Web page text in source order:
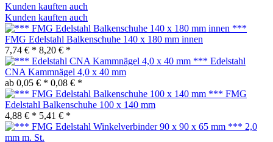
Kunden kauften auch
Kunden kauften auch
***
FMG Edelstahl Balkenschuhe 140 x 180 mm innen
7,74 € * 8,20 € *
*** Edelstahl
CNA Kammnägel 4,0 x 40 mm
ab 0,05 € * 0,08 € *
*** FMG
Edelstahl Balkenschuhe 100 x 140 mm
4,88 € * 5,41 € *